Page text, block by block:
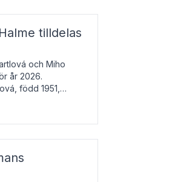
tilldelas
och Miho
år 2026.
född 1951,